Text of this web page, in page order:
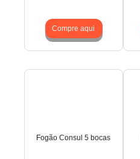
Compre aqui
Fogão Consul 5 bocas